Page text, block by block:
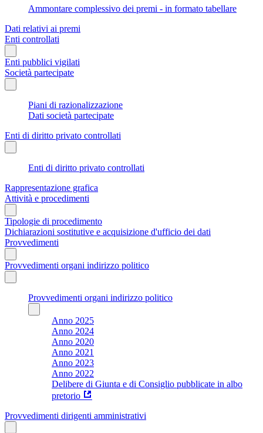
Ammontare complessivo dei premi - in formato tabellare
Dati relativi ai premi
Enti controllati
Enti pubblici vigilati
Società partecipate
Piani di razionalizzazione
Dati società partecipate
Enti di diritto privato controllati
Enti di diritto privato controllati
Rappresentazione grafica
Attività e procedimenti
Tipologie di procedimento
Dichiarazioni sostitutive e acquisizione d'ufficio dei dati
Provvedimenti
Provvedimenti organi indirizzo politico
Provvedimenti organi indirizzo politico
Anno 2025
Anno 2024
Anno 2020
Anno 2021
Anno 2023
Anno 2022
Delibere di Giunta e di Consiglio pubblicate in albo
pretorio
Provvedimenti dirigenti amministrativi